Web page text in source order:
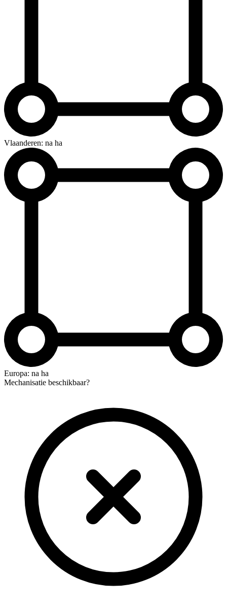
Vlaanderen: na ha
Europa: na ha
Mechanisatie beschikbaar?